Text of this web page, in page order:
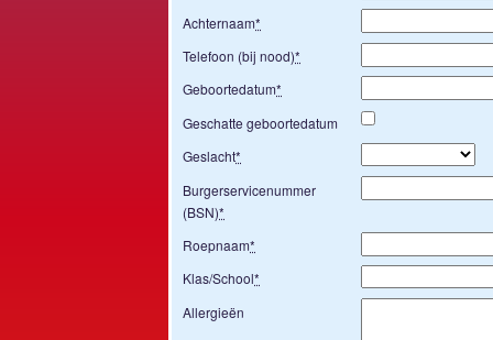
Achternaam*
Telefoon (bij nood)*
Geboortedatum*
Geschatte geboortedatum
Geslacht*
Burgerservicenummer
(BSN)*
Roepnaam*
Klas/School*
Allergieën